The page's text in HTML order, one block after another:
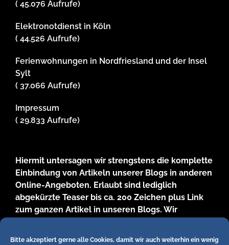
Bitte akzeptiert gerne alle Cookies, damit wir auch weiterhin ein wenig
( 45.076 Aufrufe)
Elektronotdienst in Köln
( 44.526 Aufrufe)
Ferienwohnungen in Nordfriesland und der Insel
Sylt
( 37.066 Aufrufe)
Impressum
( 29.833 Aufrufe)
Hiermit untersagen wir strengstens die komplette
Einbindung von Artikeln unserer Blogs in anderen
Online-Angeboten. Erlaubt sind lediglich
abgekürzte Teaser bis ca. 200 Zeichen plus Link
zum ganzen Artikel in unseren Blogs. Wir